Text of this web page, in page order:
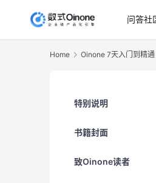
问答社
Home Oinone 7天入门到精通
特别说明
书籍封面
致Oinone读者